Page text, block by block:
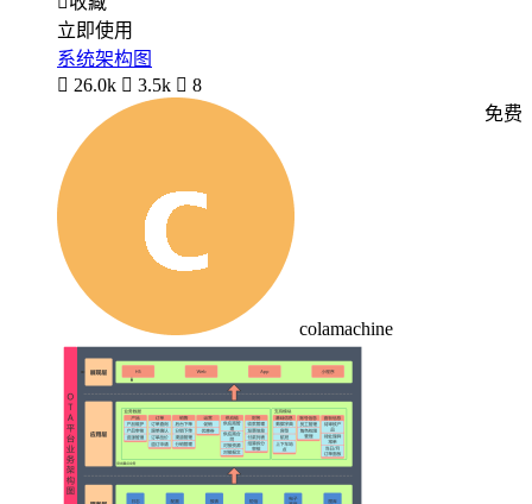
立即使用
系统架构图
 26.0k  3.5k  8
colamachine
免费